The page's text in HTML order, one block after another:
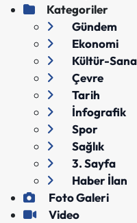
Kategoriler
Gündem
Ekonomi
Kültür-
Çevre
Tarih
İnfografik
Spor
Sağlık
3. Sayfa
Haber İlan
Foto Galeri
Video